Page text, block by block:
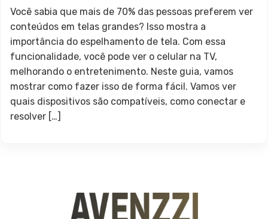
Você sabia que mais de 70% das pessoas preferem ver
conteúdos em telas grandes? Isso mostra a
importância do espelhamento de tela. Com essa
funcionalidade, você pode ver o celular na TV,
melhorando o entretenimento. Neste guia, vamos
mostrar como fazer isso de forma fácil. Vamos ver
quais dispositivos são compatíveis, como conectar e
resolver […]